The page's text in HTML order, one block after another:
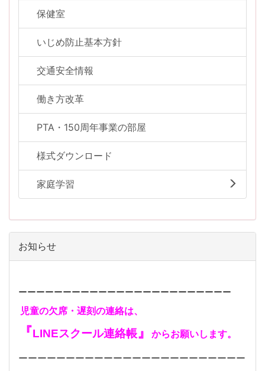
保健室
いじめ防止基本方針
交通安全情報
働き方改革
PTA・150周年事業の部屋
様式ダウンロード
家庭学習
お知らせ
ーーーーーーーーーーーーーーーーーーーーーーーー
児童の欠席・遅刻の連絡は、
『LINEスクール連絡帳』 からお願いします。
ーーーーーーーーーーーーーーーーーーーーーーーー